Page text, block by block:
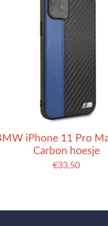
iPhone 11 Pro
Carbon hoesje
€33,50